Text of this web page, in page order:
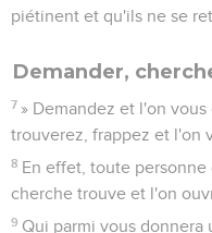
piétinent et qu'ils ne se
Demander,
7 » Demandez et l'on
trouverez, frappez et l'on
8 En effet, toute
cherche trouve et l'on
9 Qui parmi vous donnera